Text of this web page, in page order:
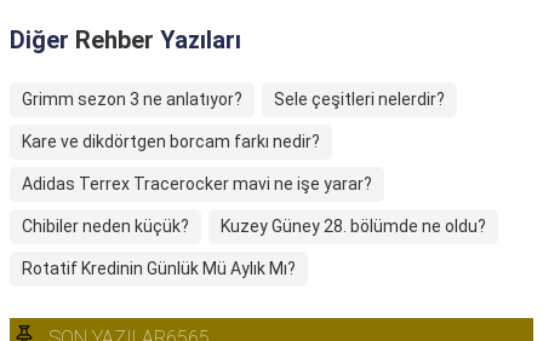
Diğer Rehber Yazıları
Grimm sezon 3 ne anlatıyor? Sele çeşitleri nelerdir?
Kare ve dikdörtgen borcam farkı nedir?
Adidas Terrex Tracerocker mavi ne işe yarar?
Chibiler neden küçük? Kuzey Güney 28. bölümde ne oldu?
Rotatif Kredinin Günlük Mü Aylık Mı?